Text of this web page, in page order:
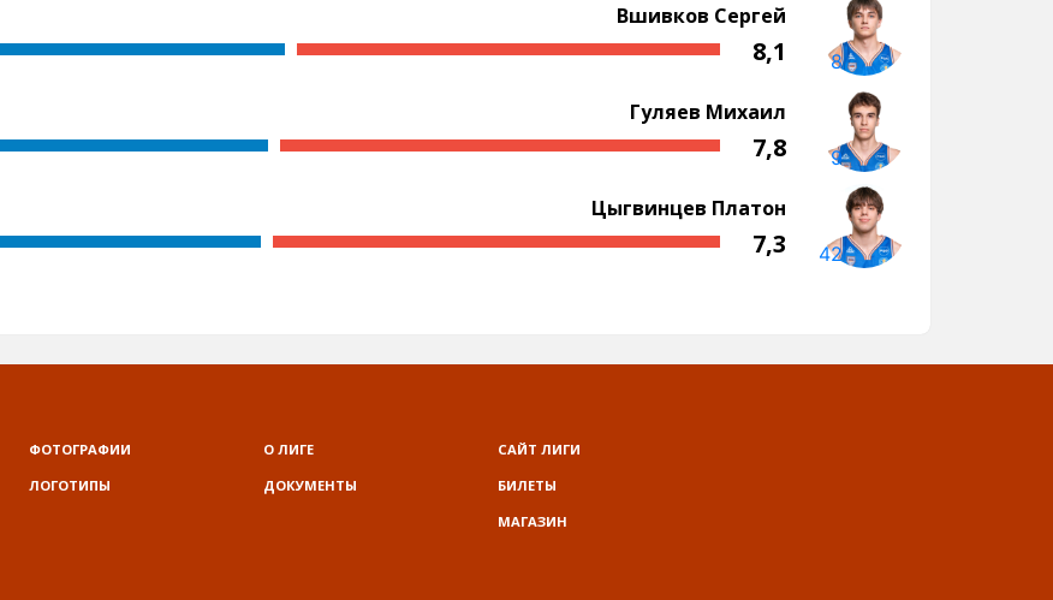
ФОТОГРАФИИ
ЛОГОТИПЫ
О ЛИГЕ
ДОКУМЕНТЫ
САЙТ ЛИГИ
БИЛЕТЫ
МАГАЗИН